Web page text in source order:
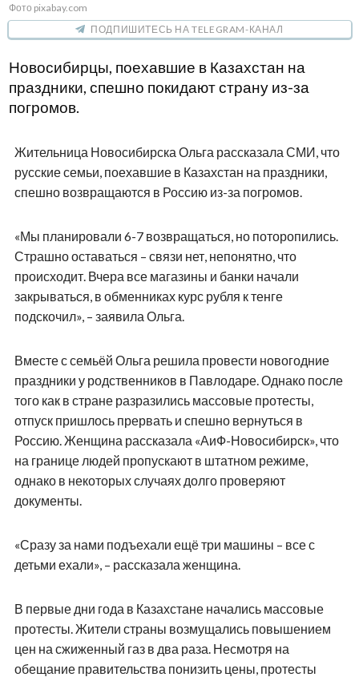
Фото pixabay.com
ПОДПИШИТЕСЬ НА TELEGRAM-КАНАЛ
Новосибирцы, поехавшие в Казахстан на
праздники, спешно покидают страну из-за
погромов.
Жительница Новосибирска Ольга рассказала СМИ, что
русские семьи, поехавшие в Казахстан на праздники,
спешно возвращаются в Россию из-за погромов.
«Мы планировали 6-7 возвращаться, но поторопились.
Страшно оставаться – связи нет, непонятно, что
происходит. Вчера все магазины и банки начали
закрываться, в обменниках курс рубля к тенге
подскочил», – заявила Ольга.
Вместе с семьёй Ольга решила провести новогодние
праздники у родственников в Павлодаре. Однако после
того как в стране разразились массовые протесты,
отпуск пришлось прервать и спешно вернуться в
Россию. Женщина рассказала «АиФ-Новосибирск», что
на границе людей пропускают в штатном режиме,
однако в некоторых случаях долго проверяют
документы.
«Сразу за нами подъехали ещё три машины – все с
детьми ехали», – рассказала женщина.
В первые дни года в Казахстане начались массовые
протесты. Жители страны возмущались повышением
цен на сжиженный газ в два раза. Несмотря на
обещание правительства понизить цены, протесты